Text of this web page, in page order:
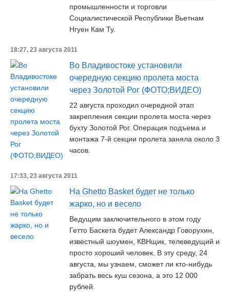
промышленности и торговли
Социалистической Республики Вьетнам
Нгуен Кам Ту.
18:27, 23 августа 2011
Во Владивостоке установили
очередную секцию пролета моста
через Золотой Рог (ФОТО;ВИДЕО)
22 августа проходил очередной этап
закрепления секции пролета моста через
бухту Золотой Рог. Операция подъема и
монтажа 7-й секции пролета заняла около 3
часов.
17:33, 23 августа 2011
На Ghetto Basket будет не только
жарко, но и весело
Ведущим заключительного в этом году
Гетто Баскета будет Александр Говорухин,
известный шоумен, КВНщик, телеведущий и
просто хороший человек. В эту среду, 24
августа, мы узнаем, сможет ли кто-нибудь
забрать весь куш сезона, а это 12 000
рублей.